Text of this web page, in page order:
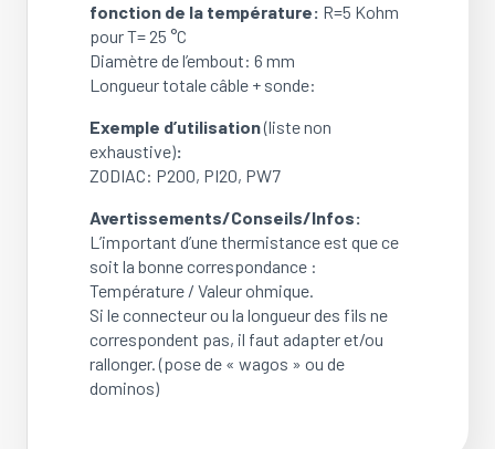
fonction de la température: R=5 Kohm
pour T= 25 °C
Diamètre de l’embout: 6 mm
Longueur totale câble + sonde:
Exemple d’utilisation(liste non
exhaustive):
ZODIAC: P200, PI20, PW7
Avertissements/Conseils/Infos:
L’important d’une thermistance est que ce
soit la bonne correspondance :
Température / Valeur ohmique.
Si le connecteur ou la longueur des fils ne
correspondent pas, il faut adapter et/ou
rallonger. (pose de « wagos » ou de
dominos)